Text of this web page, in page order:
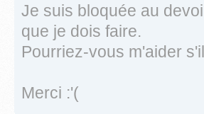
Je suis bloquée au
que je dois faire.
Pourriez-vous m'aider
Merci :'(